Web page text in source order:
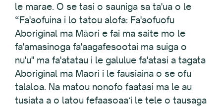
le marae. O se tasi o sauniga sa ta'ua o le
“Fa'aofuina i lo tatou alofa: Fa'aofuofu
Aboriginal ma Māori e fai ma saite mo le
fa'amasinoga fa'aagafesootai ma suiga o
nu'u" ma fa'atatau i le galulue fa'atasi a tagata
Aboriginal ma Maori i le fausiaina o se ofu
talaloa. Na matou nonofo faatasi ma le au
tusiata a o latou fefaasoaaʻi le tele o tausaga